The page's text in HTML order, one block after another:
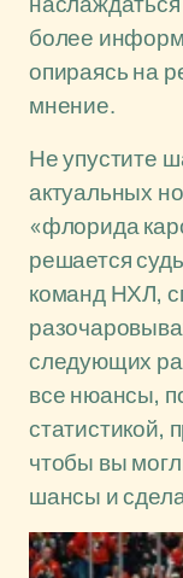
более
опираясь на
мнение.
Не упустите
актуальных
«флорида
решается
команд НХЛ,
следующих
все нюансы,
статистикой,
чтобы вы
шансы и